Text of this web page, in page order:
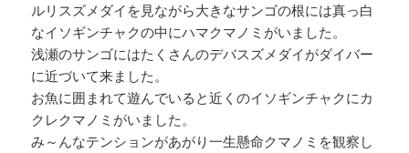
ルリスズメダイを見ながら大きなサンゴの根には真っ白
なイソギンチャクの中にハマクマノミがいました。
浅瀬のサンゴにはたくさんのデバスズメダイがダイバー
に近づいて来ました。
お魚に囲まれて遊んでいると近くのイソギンチャクにカ
クレクマノミがいました。
み～んなテンションがあがり一生懸命クマノミを観察し